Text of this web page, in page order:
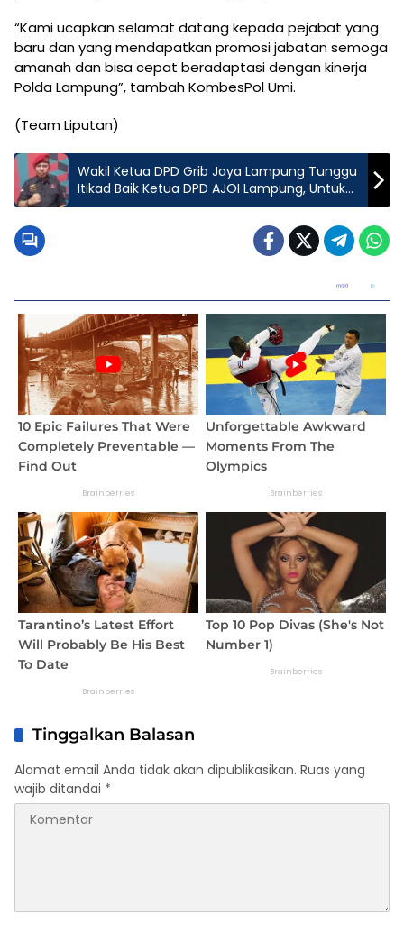
“Kami ucapkan selamat datang kepada pejabat yang
baru dan yang mendapatkan promosi jabatan semoga
amanah dan bisa cepat beradaptasi dengan kinerja
Polda Lampung”, tambah KombesPol Umi.
(Team Liputan)
Wakil Ketua DPD Grib Jaya Lampung Tunggu
Itikad Baik Ketua DPD AJOI Lampung, Untuk
Minta Maaf dan Klarifikasi
Tinggalkan Balasan
Alamat email Anda tidak akan dipublikasikan. Ruas yang
wajib ditandai *